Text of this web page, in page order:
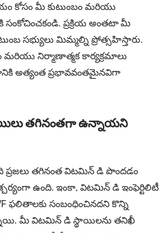
కోసం మీ కుటుంబం మరియు
సంకోచించకండి. ప్రక్రియ అంతటా మీ
సభ్యులు మిమ్మల్ని ప్రోత్సహిస్తారు.
నిర్మాణాత్మక కార్యక్రమాలు
అత్యంత ప్రభావవంతమైనవిగా
తగినంతగా ఉన్నాయని
ప్రజలు తగినంత విటమిన్ డి పొందడం
ఉంది. ఇంకా, విటమిన్ డి ఇంఫెర్టిలిటీ
ఫలితాలకు సంబంధించినదని కొన్ని
మీ విటమిన్ డి స్థాయిలను తనిఖీ